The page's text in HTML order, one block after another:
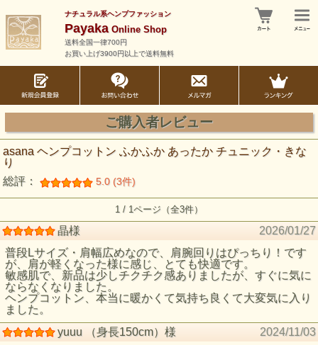
ナチュラル系ヘンプファッション
PayakaOnline Shop
送料全国一律700円
お買い上げ3900円以上で送料無料
ご購入者レビュー
asana ヘンプコットン ふかふか あったか チュニック・きな
り
総評：
5.0 (3件)
1 / 1ページ（全3件）
晶様
2026/01/27
普段Lサイズ・肩幅広めなので、肩腕回りはぴっちり！です
が、肩が軽くなった様に感じ、とても快適です。
敏感肌で、新品は少しチクチク感ありましたが、すぐに気に
ならなくなりました。
ヘンプコットン、本当に暖かくて気持ち良くて大変気に入り
ました。
yuuu （身長150cm）様
2024/11/03